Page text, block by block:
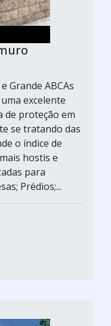
Grande ABCAs
excelente
proteção em
se tratando das
o índice de
hostis e
para
Prédios;...